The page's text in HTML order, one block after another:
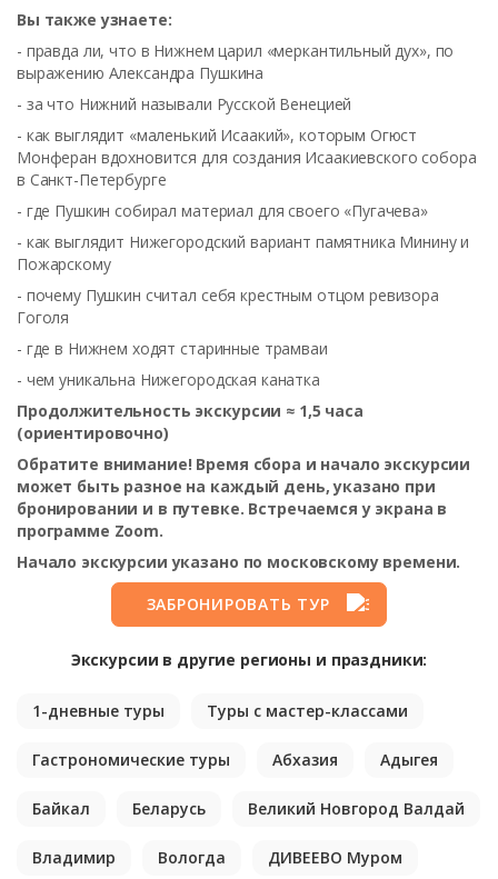
Вы также узнаете:
- правда ли, что в Нижнем царил «меркантильный дух», по
выражению Александра Пушкина
- за что Нижний называли Русской Венецией
- как выглядит «маленький Исаакий», которым Огюст
Монферан вдохновится для создания Исаакиевского собора
в Санкт-Петербурге
- где Пушкин собирал материал для своего «Пугачева»
- как выглядит Нижегородский вариант памятника Минину и
Пожарскому
- почему Пушкин считал себя крестным отцом ревизора
Гоголя
- где в Нижнем ходят старинные трамваи
- чем уникальна Нижегородская канатка
Продолжительность экскурсии ≈ 1,5 часа
(ориентировочно)
Обратите внимание! Время сбора и начало экскурсии
может быть разное на каждый день, указано при
бронировании и в путевке. Встречаемсяу экрана в
программе Zoom.
Начало экскурсии указано по московскому времени.
ЗАБРОНИРОВАТЬ ТУР
Экскурсии в другие регионы и праздники:
1-дневные туры Туры с мастер-классами
Гастрономические туры Абхазия Адыгея
Байкал Беларусь Великий Новгород Валдай
Владимир Вологда ДИВЕЕВО Муром